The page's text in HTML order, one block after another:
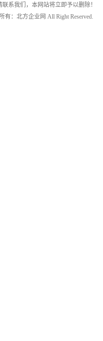
系我们，本网站将立即予以删除！
有：北方企业网 All Right Reserved.